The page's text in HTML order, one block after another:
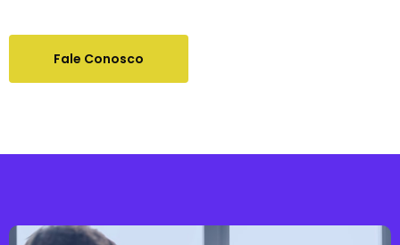
Fale Conosco